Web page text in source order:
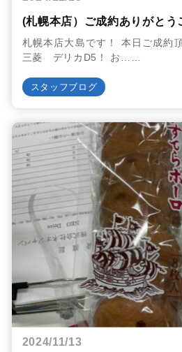
(札幌本店）ご成約ありがとう
札幌本店大島です！ 本日ご成約
三菱 デリカD5！ お……
スタッフブログ
2024/11/13